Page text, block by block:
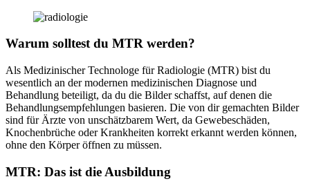
Warum solltest du MTR werden?
Als Medizinischer Technologe für Radiologie (MTR) bist du
wesentlich an der modernen medizinischen Diagnose und
Behandlung beteiligt, da du die Bilder schaffst, auf denen die
Behandlungsempfehlungen basieren. Die von dir gemachten Bilder
sind für Ärzte von unschätzbarem Wert, da Gewebeschäden,
Knochenbrüche oder Krankheiten korrekt erkannt werden können,
ohne den Körper öffnen zu müssen.
MTR: Das ist die Ausbildung